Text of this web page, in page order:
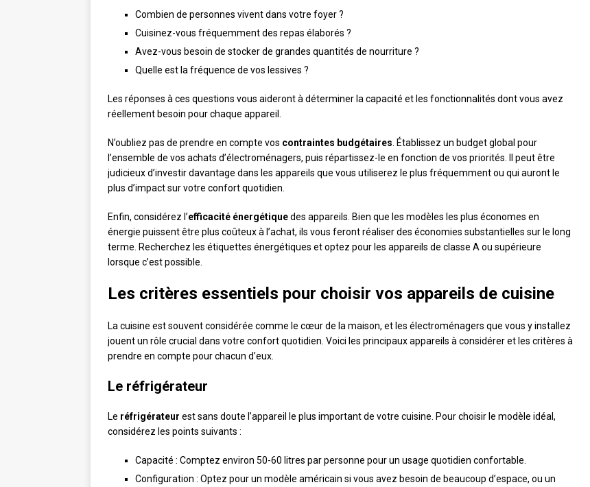
Combien de personnes vivent dans votre foyer ?
Cuisinez-vous fréquemment des repas élaborés ?
Avez-vous besoin de stocker de grandes quantités de nourriture ?
Quelle est la fréquence de vos lessives ?
Les réponses à ces questions vous aideront à déterminer la capacité et les fonctionnalités dont vous avez
réellement besoin pour chaque appareil.
N’oubliez pas de prendre en compte vos contraintes budgétaires . Établissez un budget global pour
l’ensemble de vos achats d’électroménagers, puis répartissez-le en fonction de vos priorités. Il peut être
judicieux d’investir davantage dans les appareils que vous utiliserez le plus fréquemment ou qui auront le
plus d’impact sur votre confort quotidien.
Enfin, considérez l’efficacité énergétiquedes appareils. Bien que les modèles les plus économes en
énergie puissent être plus coûteux à l’achat, ils vous feront réaliser des économies substantielles sur le long
terme. Recherchez les étiquettes énergétiques et optez pour les appareils de classe A ou supérieure
lorsque c’est possible.
Les critères essentiels pour choisir vos appareils de cuisine
La cuisine est souvent considérée comme le cœur de la maison, et les électroménagers que vous y installez
jouent un rôle crucial dans votre confort quotidien. Voici les principaux appareils à considérer et les critères à
prendre en compte pour chacun d’eux.
Le réfrigérateur
Le réfrigérateur est sans doute l’appareil le plus important de votre cuisine. Pour choisir le modèle idéal,
considérez les points suivants :
Capacité : Comptez environ 50-60 litres par personne pour un usage quotidien confortable.
Configuration : Optez pour un modèle américain si vous avez besoin de beaucoup d’espace, ou un